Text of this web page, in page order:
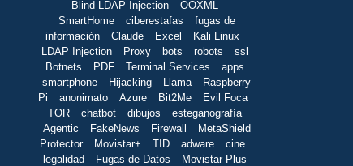
Blind LDAP Injection
OOXML
SmartHome
ciberestafas
fugas de
información
Claude Excel
Kali Linux
LDAP Injection
Proxy bots robots
ssl
Botnets
PDF Terminal Services
apps
smartphone
Hijacking Llama
Raspberry
Pi
anonimato Azure Bit2Me
Evil Foca
TOR
chatbot dibujos
esteganografía
Agentic
FakeNews Firewall
MetaShield
Protector
Movistar+ TID adware
cine
legalidad
Fugas de Datos
Movistar Plus